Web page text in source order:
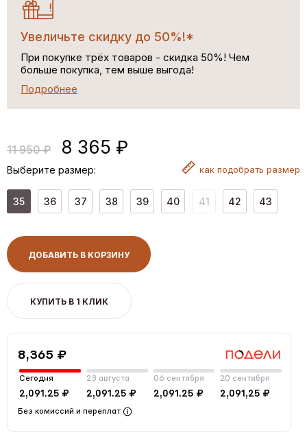
Увеличьте скидку до 50%!*
При покупке трёх товаров - скидка 50%! Чем
больше покупка, тем выше выгода!
Подробнее
11 950 ₽ 8 365 ₽
Выберите размер: как подобрать размер
35 36 37 38 39 40 41 42 43
ДОБАВИТЬ В КОРЗИНУ
КУПИТЬ В 1 КЛИК
8,365 ₽
Сегодня
2,091.25 ₽
23 августа
2,091.25 ₽
06 сентября
2,091.25 ₽
20 сентября
2,091,25 ₽
Без комиссий и переплат